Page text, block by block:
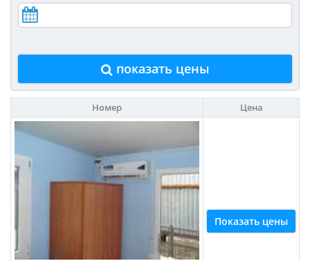
показать цены
Номер Цена
Показать цены